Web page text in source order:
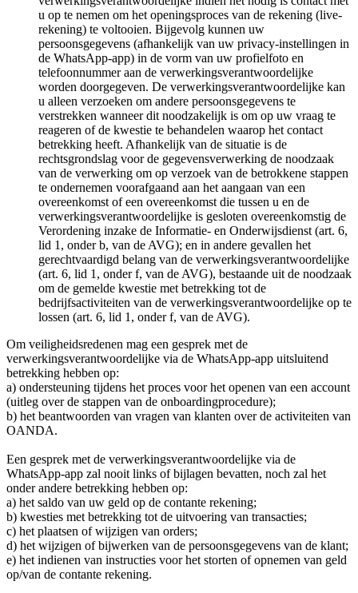
u op te nemen om het openingsproces van de rekening (live-
rekening) te voltooien. Bijgevolg kunnen uw
persoonsgegevens (afhankelijk van uw privacy-instellingen in
de WhatsApp-app) in de vorm van uw profielfoto en
telefoonnummer aan de verwerkingsverantwoordelijke
worden doorgegeven. De verwerkingsverantwoordelijke kan
u alleen verzoeken om andere persoonsgegevens te
verstrekken wanneer dit noodzakelijk is om op uw vraag te
reageren of de kwestie te behandelen waarop het contact
betrekking heeft. Afhankelijk van de situatie is de
rechtsgrondslag voor de gegevensverwerking de noodzaak
van de verwerking om op verzoek van de betrokkene stappen
te ondernemen voorafgaand aan het aangaan van een
overeenkomst of een overeenkomst die tussen u en de
verwerkingsverantwoordelijke is gesloten overeenkomstig de
Verordening inzake de Informatie- en Onderwijsdienst (art. 6,
lid 1, onder b, van de AVG); en in andere gevallen het
gerechtvaardigd belang van de verwerkingsverantwoordelijke
(art. 6, lid 1, onder f, van de AVG), bestaande uit de noodzaak
om de gemelde kwestie met betrekking tot de
bedrijfsactiviteiten van de verwerkingsverantwoordelijke op te
lossen (art. 6, lid 1, onder f, van de AVG).
Om veiligheidsredenen mag een gesprek met de
verwerkingsverantwoordelijke via de WhatsApp-app uitsluitend
betrekking hebben op:
a) ondersteuning tijdens het proces voor het openen van een account
(uitleg over de stappen van de onboardingprocedure);
b) het beantwoorden van vragen van klanten over de activiteiten van
OANDA.
Een gesprek met de verwerkingsverantwoordelijke via de
WhatsApp-app zal nooit links of bijlagen bevatten, noch zal het
onder andere betrekking hebben op:
a) het saldo van uw geld op de contante rekening;
b) kwesties met betrekking tot de uitvoering van transacties;
c) het plaatsen of wijzigen van orders;
d) het wijzigen of bijwerken van de persoonsgegevens van de klant;
e) het indienen van instructies voor het storten of opnemen van geld
op/van de contante rekening.